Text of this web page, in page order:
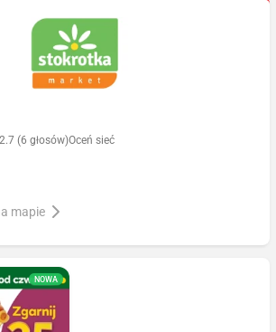
2.7 (6 głosów)Oceń sieć
mapie
NOWA